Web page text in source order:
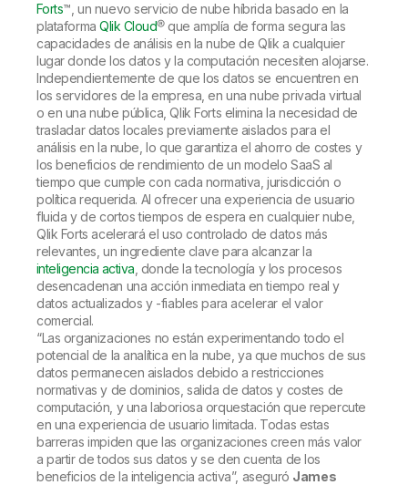
Forts™, un nuevo servicio de nube híbrida basado en la
plataformaQlik Cloud® que amplía de forma segura las
capacidades de análisis en la nube de Qlik a cualquier
lugar donde los datos y la computación necesiten alojarse.
Independientemente de que los datos se encuentren en
los servidores de la empresa, en una nube privada virtual
o en una nube pública, Qlik Forts elimina la necesidad de
trasladar datos locales previamente aislados para el
análisis en la nube, lo que garantiza el ahorro de costes y
los beneficios de rendimiento de un modelo SaaS al
tiempo que cumple con cada normativa, jurisdicción o
política requerida. Al ofrecer una experiencia de usuario
fluida y de cortos tiempos de espera en cualquier nube,
Qlik Forts acelerará el uso controlado de datos más
relevantes, un ingrediente clave para alcanzar la
inteligencia activa , donde la tecnología y los procesos
desencadenan una acción inmediata en tiempo real y
datos actualizados y -fiables para acelerar el valor
comercial.
“Las organizaciones no están experimentando todo el
potencial de la analítica en la nube, ya que muchos de sus
datos permanecen aislados debido a restricciones
normativas y de dominios, salida de datos y costes de
computación, y una laboriosa orquestación que repercute
en una experiencia de usuario limitada. Todas estas
barreras impiden que las organizaciones creen más valor
a partir de todos sus datos y se den cuenta de los
beneficios de la inteligencia activa”, aseguró James